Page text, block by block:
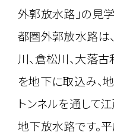
外郭放水路」の見
都圏外郭放水路は
川、倉松川、大落
を地下に取込み、
トンネルを通して
地下放水路です。